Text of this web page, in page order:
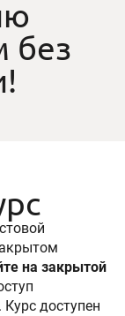
без
на закрытой
доступен